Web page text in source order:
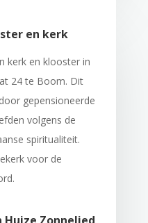
en kerk
kerk en klooster in
24 te Boom. Dit
gepensioneerde
volgens de
spiritualiteit.
voor de